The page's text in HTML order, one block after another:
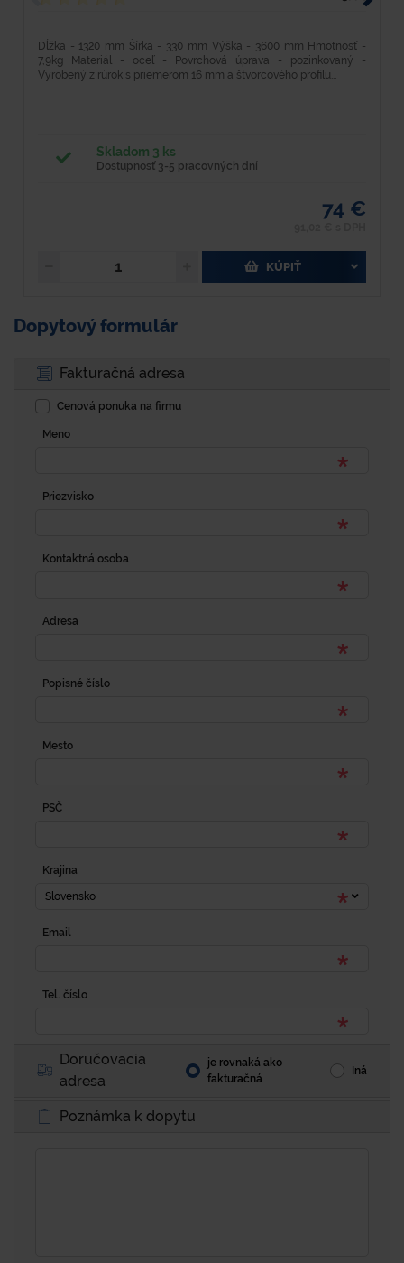
Dĺžka - 1320 mm Šírka - 330 mm Výška - 3600 mm Hmotnosť -
7,9kg Materiál - oceľ - Povrchová úprava - pozinkovaný -
Vyrobený z rúrok s priemerom 16 mm a štvorcového profilu...
Skladom 3 ks
Dostupnosť 3-5 pracovných dní
74 €
KÚPIŤ
Dopytový formulár
Fakturačná adresa
Cenová ponuka na firmu
Meno
Priezvisko
Kontaktná osoba
Adresa
Popisné číslo
Mesto
PSČ
Krajina
Slovensko
Email
Tel. číslo
Doručovacia
adresa
je rovnaká ako
fakturačná
Iná
Poznámka k dopytu